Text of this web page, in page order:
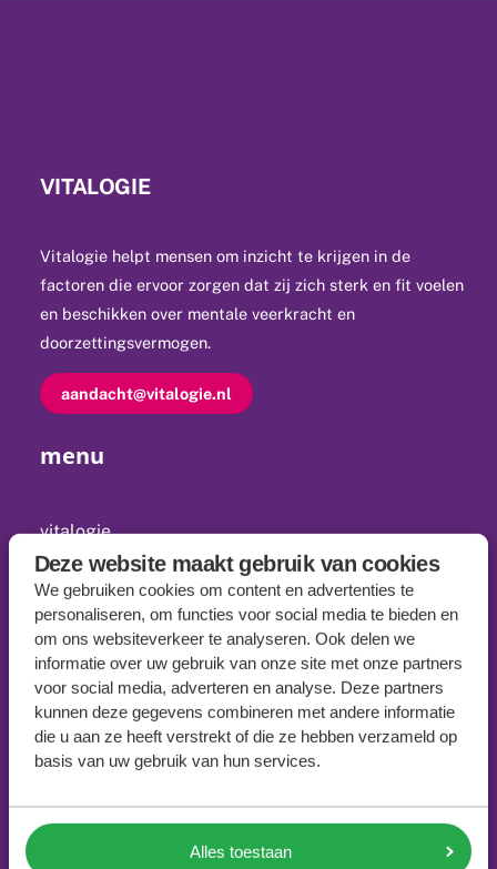
Deze website maakt gebruik van cookies
We gebruiken cookies om content en advertenties te
personaliseren, om functies voor social media te bieden en
om ons websiteverkeer te analyseren. Ook delen we
informatie over uw gebruik van onze site met onze partners
voor social media, adverteren en analyse. Deze partners
kunnen deze gegevens combineren met andere informatie
die u aan ze heeft verstrekt of die ze hebben verzameld op
basis van uw gebruik van hun services.
Alles toestaan
VITALOGIE
Vitalogie helpt mensen om inzicht te krijgen in de
factoren die ervoor zorgen dat zij zich sterk en fit voelen
en beschikken over mentale veerkracht en
doorzettingsvermogen.
aandacht@vitalogie.nl
menu
vitalogie
opleidingen
kennis
netwerk
actueel
contact
downloads